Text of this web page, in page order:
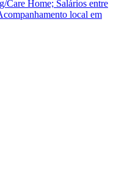
Care Home; Salários entre
local em